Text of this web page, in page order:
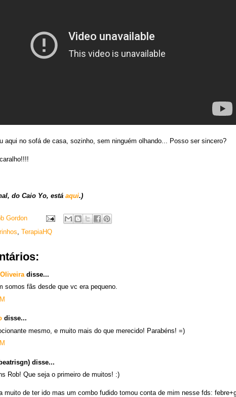
aqui no sofá de casa, sozinho, sem ninguém olhando... Posso ser sincero?
do Caio Yo, está aqui.)
Gordon
TerapiaHQ
disse...
somos fãs desde que vc era pequeno.
disse...
mesmo, e muito mais do que merecido! Parabéns! =)
disse...
Rob! Que seja o primeiro de muitos! :)
muito de ter ido mas um combo fudido tomou conta de mim nesse fds: